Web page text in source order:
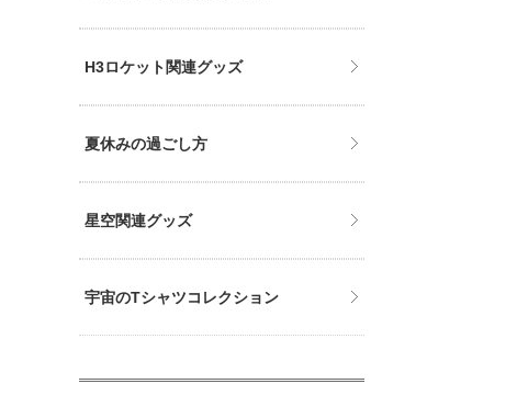
H3ロケット関連グッズ
夏休みの過ごし方
星空関連グッズ
宇宙のTシャツコレクション